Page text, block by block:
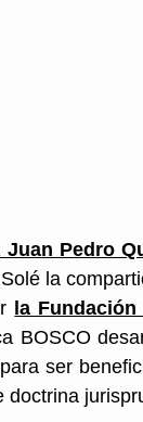
Juan Pedro
la
la
BOSCO
ser
doctrina